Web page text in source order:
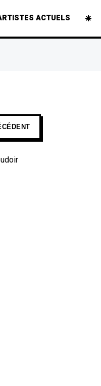
ACTUELS